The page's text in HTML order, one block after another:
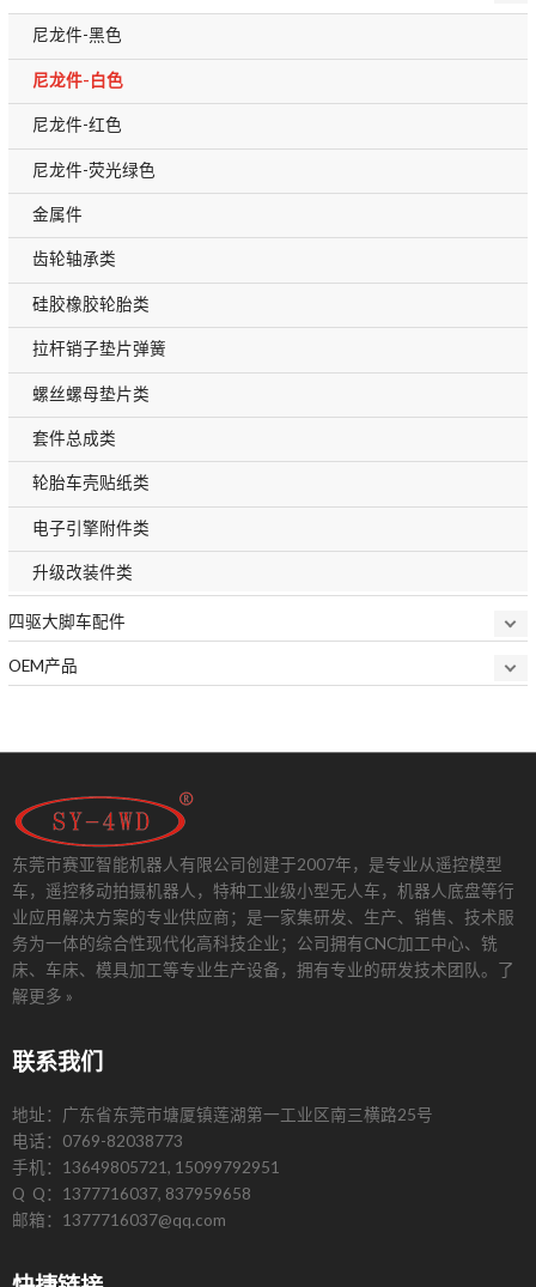
尼龙件-黑色
尼龙件-白色
尼龙件-红色
尼龙件-荧光绿色
金属件
齿轮轴承类
硅胶橡胶轮胎类
拉杆销子垫片弹簧
螺丝螺母垫片类
套件总成类
轮胎车壳贴纸类
电子引擎附件类
升级改装件类
四驱大脚车配件
OEM产品
东莞市赛亚智能机器人有限公司创建于2007年，是专业从遥控模型
车，遥控移动拍摄机器人，特种工业级小型无人车，机器人底盘等行
业应用解决方案的专业供应商；是一家集研发、生产、销售、技术服
务为一体的综合性现代化高科技企业；公司拥有CNC加工中心、铣
床、车床、模具加工等专业生产设备，拥有专业的研发技术团队。 了
解更多 »
联系我们
地址：广东省东莞市塘厦镇莲湖第一工业区南三横路25号
电话：0769-82038773
手机：13649805721, 15099792951
Q Q：1377716037, 837959658
邮箱：1377716037@qq.com